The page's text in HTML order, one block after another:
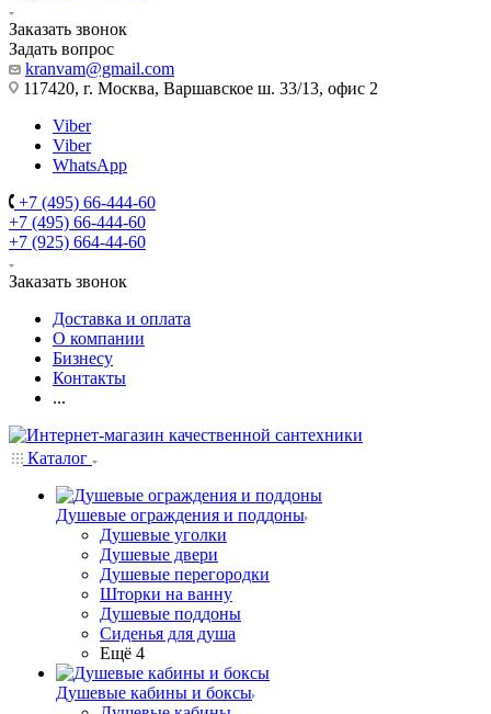
Заказать звонок
Задать вопрос
kranvam@gmail.com
117420, г. Москва, Варшавское ш. 33/13, офис 2
Viber
Viber
WhatsApp
+7 (495) 66-444-60
+7 (495) 66-444-60
+7 (925) 664-44-60
Заказать звонок
Доставка и оплата
О компании
Бизнесу
Контакты
...
Каталог
Душевые ограждения и поддоны
Душевые уголки
Душевые двери
Душевые перегородки
Шторки на ванну
Душевые поддоны
Сиденья для душа
Ещё 4
Душевые кабины и боксы